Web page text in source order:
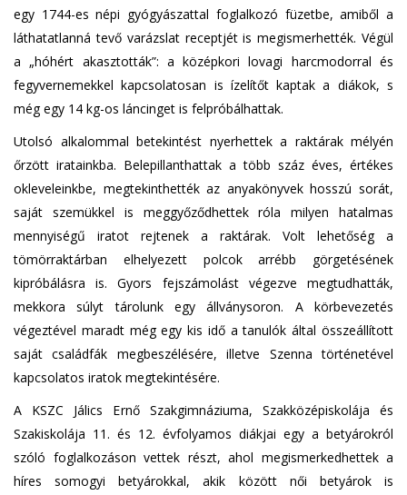
egy 1744-es népi gyógyászattal foglalkozó füzetbe, amiből a
láthatatlanná tevő varázslat receptjét is megismerhették. Végül
a „hóhért akasztották”: a középkori lovagi harcmodorral és
fegyvernemekkel kapcsolatosan is ízelítőt kaptak a diákok, s
még egy 14 kg-os láncinget is felpróbálhattak.
Utolsó alkalommal betekintést nyerhettek a raktárak mélyén
őrzött iratainkba. Belepillanthattak a több száz éves, értékes
okleveleinkbe, megtekinthették az anyakönyvek hosszú sorát,
saját szemükkel is meggyőződhettek róla milyen hatalmas
mennyiségű iratot rejtenek a raktárak. Volt lehetőség a
tömörraktárban elhelyezett polcok arrébb görgetésének
kipróbálásra is. Gyors fejszámolást végezve megtudhatták,
mekkora súlyt tárolunk egy állványsoron. A körbevezetés
végeztével maradt még egy kis idő a tanulók által összeállított
saját családfák megbeszélésére, illetve Szenna történetével
kapcsolatos iratok megtekintésére.
A KSZC Jálics Ernő Szakgimnáziuma, Szakközépiskolája és
Szakiskolája 11. és 12. évfolyamos diákjai egy a betyárokról
szóló foglalkozáson vettek részt, ahol megismerkedhettek a
híres somogyi betyárokkal, akik között női betyárok is